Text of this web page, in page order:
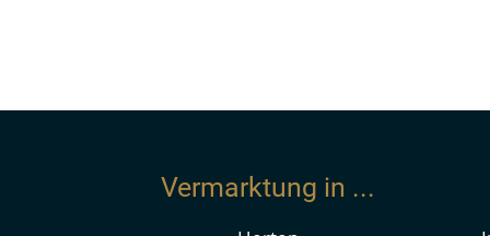
Vermarktung in ...